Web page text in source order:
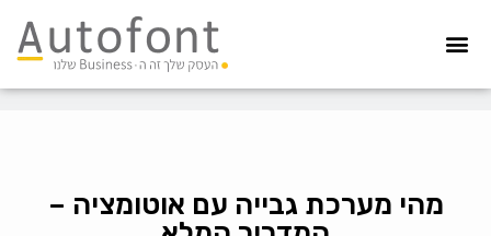
מהי מערכת גבייה עם אוטומציה –